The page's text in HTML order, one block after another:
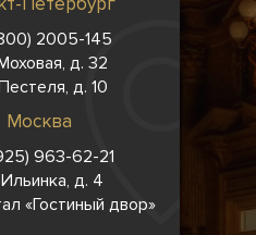
2005-145
д. 32
д. 10
Москва
963-62-21
д. 4
«Гостиный двор»